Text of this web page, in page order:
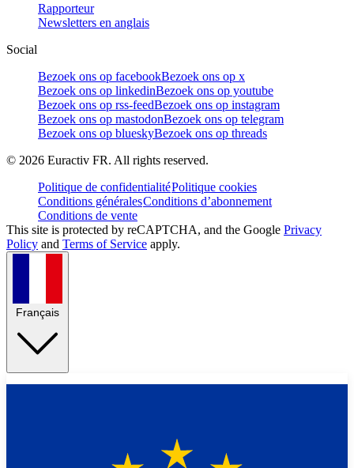
Rapporteur
Newsletters en anglais
Social
Bezoek ons op facebookBezoek ons op x
Bezoek ons op linkedinBezoek ons op youtube
Bezoek ons op rss-feedBezoek ons op instagram
Bezoek ons op mastodonBezoek ons op telegram
Bezoek ons op blueskyBezoek ons op threads
© 2026 Euractiv FR. All rights reserved.
Politique de confidentialitéPolitique cookies
Conditions généralesConditions d’abonnement
Conditions de vente
This site is protected by reCAPTCHA, and the Google Privacy
Policy and Terms of Service apply.
Français